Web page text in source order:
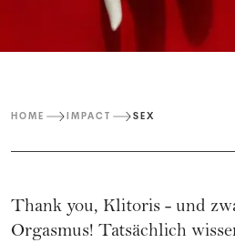
HOME IMPACT SEX
Thank you, Klitoris - und
Orgasmus! Tatsächlich